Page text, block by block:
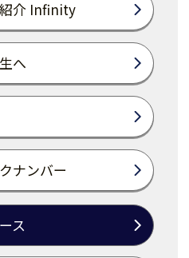
介 Infinity
へ
ナンバー
ス